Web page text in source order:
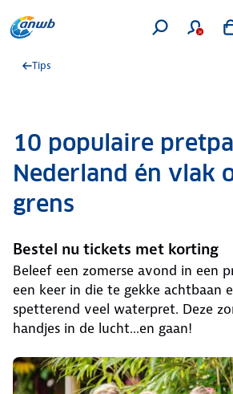
Tips
10 populaire
Nederland én vlak
grens
Bestel nu tickets met korting
Beleef een zomerse avond in een
een keer in die te gekke achtbaan
spetterend veel waterpret. Deze
handjes in de lucht...en gaan!